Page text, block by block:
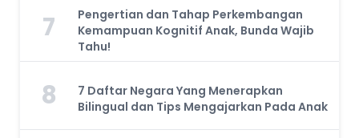
7
Pengertian dan Tahap Perkembangan
Kemampuan Kognitif Anak, Bunda Wajib
Tahu!
8
7 Daftar Negara Yang Menerapkan
Bilingual dan Tips Mengajarkan Pada Anak